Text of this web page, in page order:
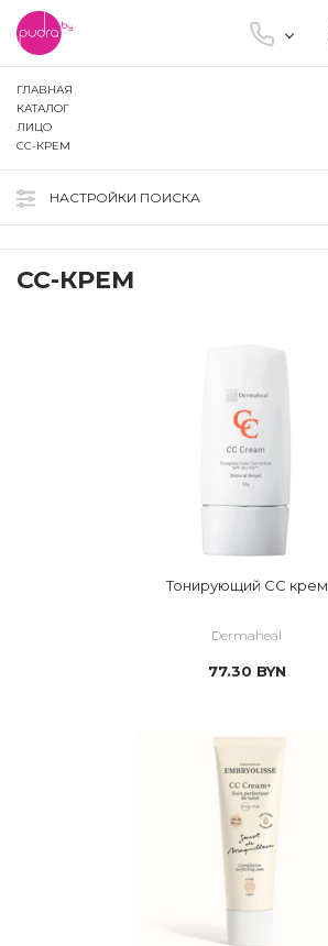
ГЛАВНАЯ
КАТАЛОГ
ЛИЦО
CC-КРЕМ
НАСТРОЙКИ ПОИСКА
CC-КРЕМ
Тонирующий CC крем
Dermaheal
77.30 BYN